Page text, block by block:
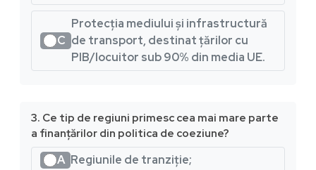
C
Protecția mediului și infrastructură
de transport, destinat țărilor cu
PIB/locuitor sub 90% din media UE.
3. Ce tip de regiuni primesc cea mai mare parte
a finanțărilor din politica de coeziune?
A Regiunile de tranziție;